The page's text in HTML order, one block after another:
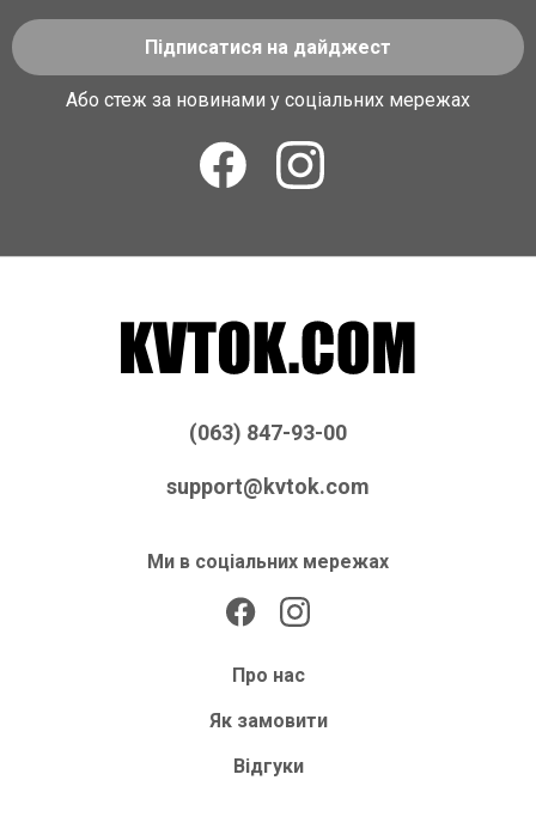
Підписатися на дайджест
Або стеж за новинами у соціальних мережах
(063) 847-93-00
support@kvtok.com
Ми в соціальних мережах
Про нас
Як замовити
Відгуки